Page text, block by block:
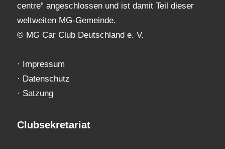
centre“ angeschlossen und ist damit Teil dieser
weltweiten MG-Gemeinde.
© MG Car Club Deutschland e. V.
· Impressum
· Datenschutz
· Satzung
Clubsekretariat